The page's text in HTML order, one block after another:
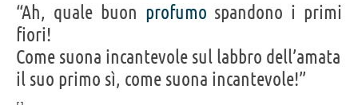
“Ah, quale buon profumo spandono i primi
fiori!
Come suona incantevole sul labbro dell’amata
il suo primo sì, come suona incantevole!”